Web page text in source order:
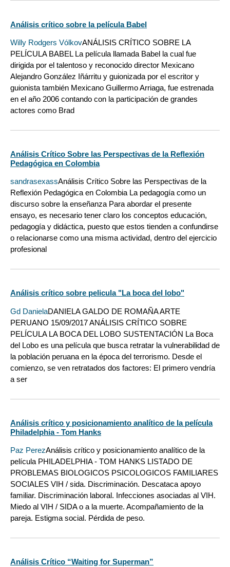
Análisis crítico sobre la película Babel
Willy Rodgers VólkovANÁLISIS CRÍTICO SOBRE LA
PELÍCULA BABEL La película llamada Babel la cual fue
dirigida por el talentoso y reconocido director Mexicano
Alejandro González Iñárritu y guionizada por el escritor y
guionista también Mexicano Guillermo Arriaga, fue estrenada
en el año 2006 contando con la participación de grandes
actores como Brad
Análisis Crítico Sobre las Perspectivas de la Reflexión
Pedagógica en Colombia
sandrasexassAnálisis Crítico Sobre las Perspectivas de la
Reflexión Pedagógica en Colombia La pedagogía como un
discurso sobre la enseñanza Para abordar el presente
ensayo, es necesario tener claro los conceptos educación,
pedagogía y didáctica, puesto que estos tienden a confundirse
o relacionarse como una misma actividad, dentro del ejercicio
profesional
Análisis crítico sobre pelicula "La boca del lobo"
Gd DanielaDANIELA GALDO DE ROMAÑA ARTE
PERUANO 15/09/2017 ANÁLISIS CRÍTICO SOBRE
PELÍCULA LA BOCA DEL LOBO SUSTENTACIÓN La Boca
del Lobo es una película que busca retratar la vulnerabilidad de
la población peruana en la época del terrorismo. Desde el
comienzo, se ven retratados dos factores: El primero vendría
a ser
Análisis crítico y posicionamiento analítico de la película
Philadelphia - Tom Hanks
Paz PerezAnálisis crítico y posicionamiento analítico de la
película PHILADELPHIA - TOM HANKS LISTADO DE
PROBLEMAS BIOLOGICOS PSICOLOGICOS FAMILIARES
SOCIALES VIH / sida. Discriminación. Descataca apoyo
familiar. Discriminación laboral. Infecciones asociadas al VIH.
Miedo al VIH / SIDA o a la muerte. Acompañamiento de la
pareja. Estigma social. Pérdida de peso.
Análisis Crítico “Waiting for Superman”